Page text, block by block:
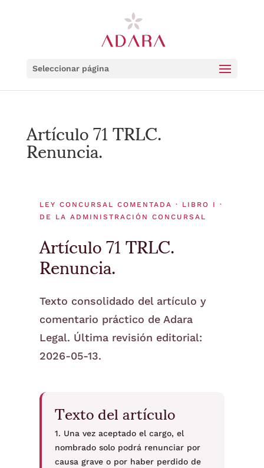
Seleccionar página
Artículo 71 TRLC.
Renuncia.
LEY CONCURSAL COMENTADA · LIBRO I ·
DE LA ADMINISTRACIÓN CONCURSAL
Artículo 71 TRLC.
Renuncia.
Texto consolidado del artículo y
comentario práctico de Adara
Legal. Última revisión editorial:
2026-05-13.
Texto del artículo
1. Una vez aceptado el cargo, el
nombrado solo podrá renunciar por
causa grave o por haber perdido de